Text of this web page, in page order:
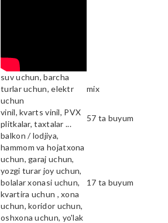
suv uchun, barcha
turlar uchun, elektr
uchun
mix
vinil, kvarts vinil, PVX
plitkalar, taxtalar ...
57 ta buyum
balkon / lodjiya,
hammom va hojatxona
uchun, garaj uchun,
yozgi turar joy uchun,
bolalar xonasi uchun,
kvartira uchun , xona
uchun, koridor uchun,
oshxona uchun, yo'lak
17 ta buyum